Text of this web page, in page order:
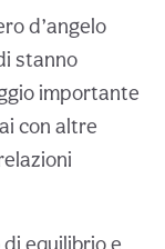
d’angelo
stanno
importante
con altre
equilibrio e